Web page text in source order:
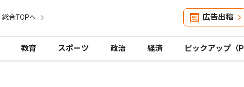
総合TOPへ 広告出稿
教育 スポーツ 政治 経済 ピックアップ（